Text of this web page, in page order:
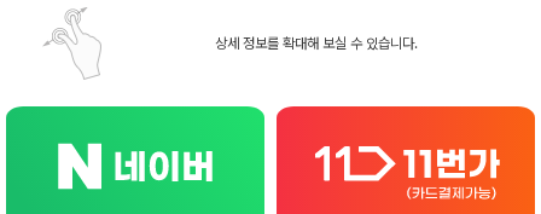
상세 정보를 확대해 보실 수 있습니다.